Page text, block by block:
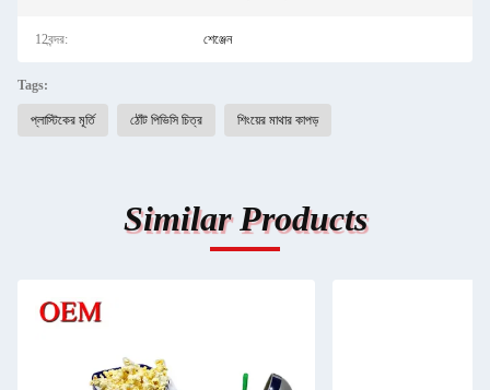
12বন্দর: শেঞ্জেন
Tags:
প্লাস্টিকের মূর্তি ঠোঁট পিভিসি চিত্র শিংয়ের মাথার কাপড়
Similar Products